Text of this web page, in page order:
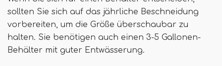
sollten Sie sich auf das jährliche Beschneidung
vorbereiten, um die Größe überschaubar zu
halten. Sie benötigen auch einen 3-5 Gallonen-
Behälter mit guter Entwässerung.